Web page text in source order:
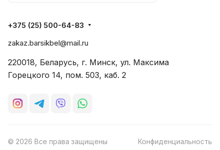
+375 (25) 500-64-83
zakaz.barsikbel@mail.ru
220018, Беларусь, г. Минск, ул. Максима
Горецкого 14, пом. 503, каб. 2
© 2026 Все права защищены Конфиденциальность